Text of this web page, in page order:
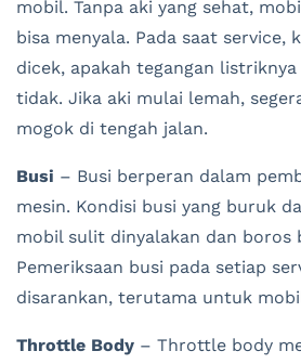
mobil. Tanpa aki yang sehat,
bisa menyala. Pada saat service,
dicek, apakah tegangan
tidak. Jika aki mulai lemah,
mogok di tengah jalan.
Busi – Busi berperan dalam
mesin. Kondisi busi yang buruk
mobil sulit dinyalakan dan boros
Pemeriksaan busi pada setiap
disarankan, terutama untuk
Throttle Body – Throttle body